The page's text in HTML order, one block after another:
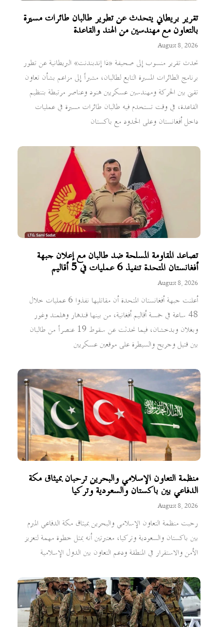
تقرير بريطاني يتحدث عن تطوير طالبان طائرات مسيرة
بالتعاون مع مهندسين من الهند والقاعدة
August 8, 2026
تحدث تقرير منسوب إلى صحيفة «ذا إندبندنت» البريطانية عن تطور
برنامج الطائرات المسيرة التابع لطالبان، مشيراً إلى مزاعم بشأن تعاون
تقني بين الحركة ومهندسين عسكريين هنود وعناصر مرتبطة بتنظيم
القاعدة، في وقت تستخدم فيه طالبان طائرات مسيرة في عمليات
داخل أفغانستان وعلى الحدود مع باكستان
تصاعد المقاومة المسلحة ضد طالبان مع إعلان جبهة
أفغانستان المتحدة تنفيذ 6 عمليات في 5 أقاليم
August 8, 2026
أعلنت جبهة أفغانستان المتحدة أن مقاتليها نفذوا 6 عمليات خلال
48 ساعة في خمسة أقاليم أفغانية، من بينها قندهار وهلمند وغور
وبغلان وبدخشان، فيما تحدثت عن سقوط 19 عنصراً من طالبان
بين قتيل وجريح والسيطرة على موقعين عسكريين
منظمة التعاون الإسلامي والبحرين ترحبان بميثاق مكة
الدفاعي بين باكستان والسعودية وتركيا
August 8, 2026
رحبت منظمة التعاون الإسلامي والبحرين بميثاق مكة الدفاعي المبرم
بين باكستان والسعودية وتركيا، معتبرتين أنه يمثل خطوة مهمة لتعزيز
الأمن والاستقرار في المنطقة ودعم التعاون بين الدول الإسلامية